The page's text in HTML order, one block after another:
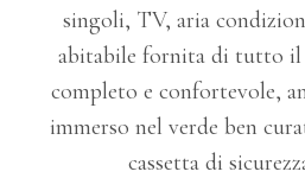
singoli, TV, aria
abitabile fornita di tutto il
completo e confortevole,
immerso nel verde ben
cassetta di